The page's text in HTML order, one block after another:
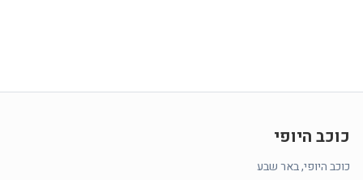
כוכב היופי
כוכב היופי, באר שבע